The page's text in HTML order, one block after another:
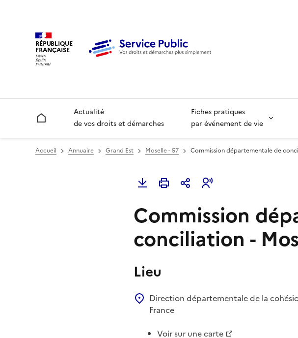
RÉPUBLIQUE
FRANÇAISE
Accueil
Actualité
de vos droits et démarches
Fiches pratiques
par événement de vie
Accueil Annuaire Grand Est Moselle - 57 Commission départementale de
Commission
conciliation -
Lieu
Direction départementale de la
France
Voir sur une carte